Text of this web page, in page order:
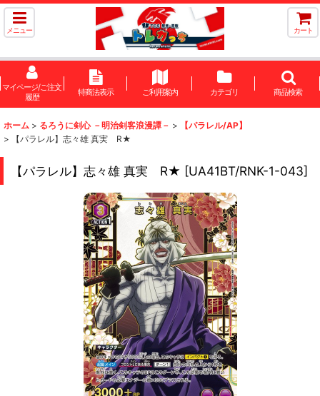
メニュー カート
マイページ/ご注文
履歴
特商法表示 ご利用案内 カテゴリ 商品検索
ホーム > るろうに剣心 －明治剣客浪漫譚－ >
【パラレル/AP】
>
【パラレル】志々雄 真実 R★
【パラレル】志々雄 真実 R★ [UA41BT/RNK-1-043]